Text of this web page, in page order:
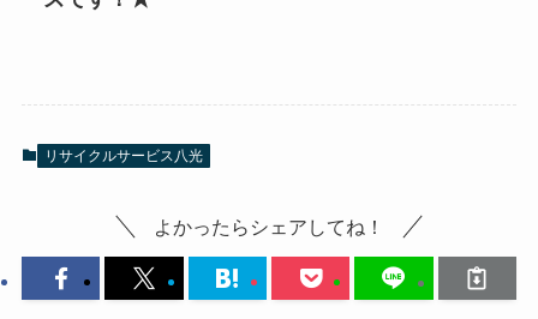
リサイクルサービス八光
よかったらシェアしてね！